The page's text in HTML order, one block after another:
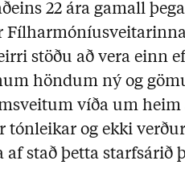
22 ára gamall
stöðu að vera einn
höndum ný og
víða um heim
og ekki
af stað þetta